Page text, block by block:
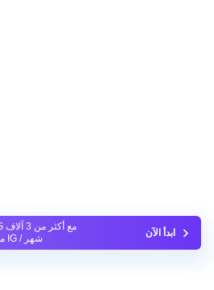
متابع حقيقي وعضوي على IG / شهر
ابدأ الآن